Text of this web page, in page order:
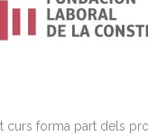
curs forma part dels